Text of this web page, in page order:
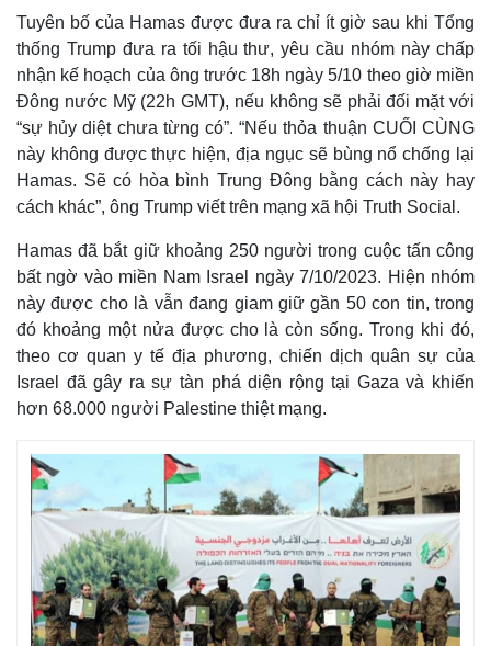
Tuyên bố của Hamas được đưa ra chỉ ít giờ sau khi Tổng
thống Trump đưa ra tối hậu thư, yêu cầu nhóm này chấp
nhận kế hoạch của ông trước 18h ngày 5/10 theo giờ miền
Đông nước Mỹ (22h GMT), nếu không sẽ phải đối mặt với
“sự hủy diệt chưa từng có”. “Nếu thỏa thuận CUỐI CÙNG
này không được thực hiện, địa ngục sẽ bùng nổ chống lại
Hamas. Sẽ có hòa bình Trung Đông bằng cách này hay
cách khác”, ông Trump viết trên mạng xã hội Truth Social.
Hamas đã bắt giữ khoảng 250 người trong cuộc tấn công
bất ngờ vào miền Nam Israel ngày 7/10/2023. Hiện nhóm
này được cho là vẫn đang giam giữ gần 50 con tin, trong
đó khoảng một nửa được cho là còn sống. Trong khi đó,
theo cơ quan y tế địa phương, chiến dịch quân sự của
Israel đã gây ra sự tàn phá diện rộng tại Gaza và khiến
hơn 68.000 người Palestine thiệt mạng.